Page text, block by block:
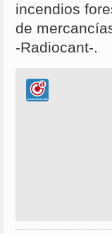
incendios
de
-Radiocant-.